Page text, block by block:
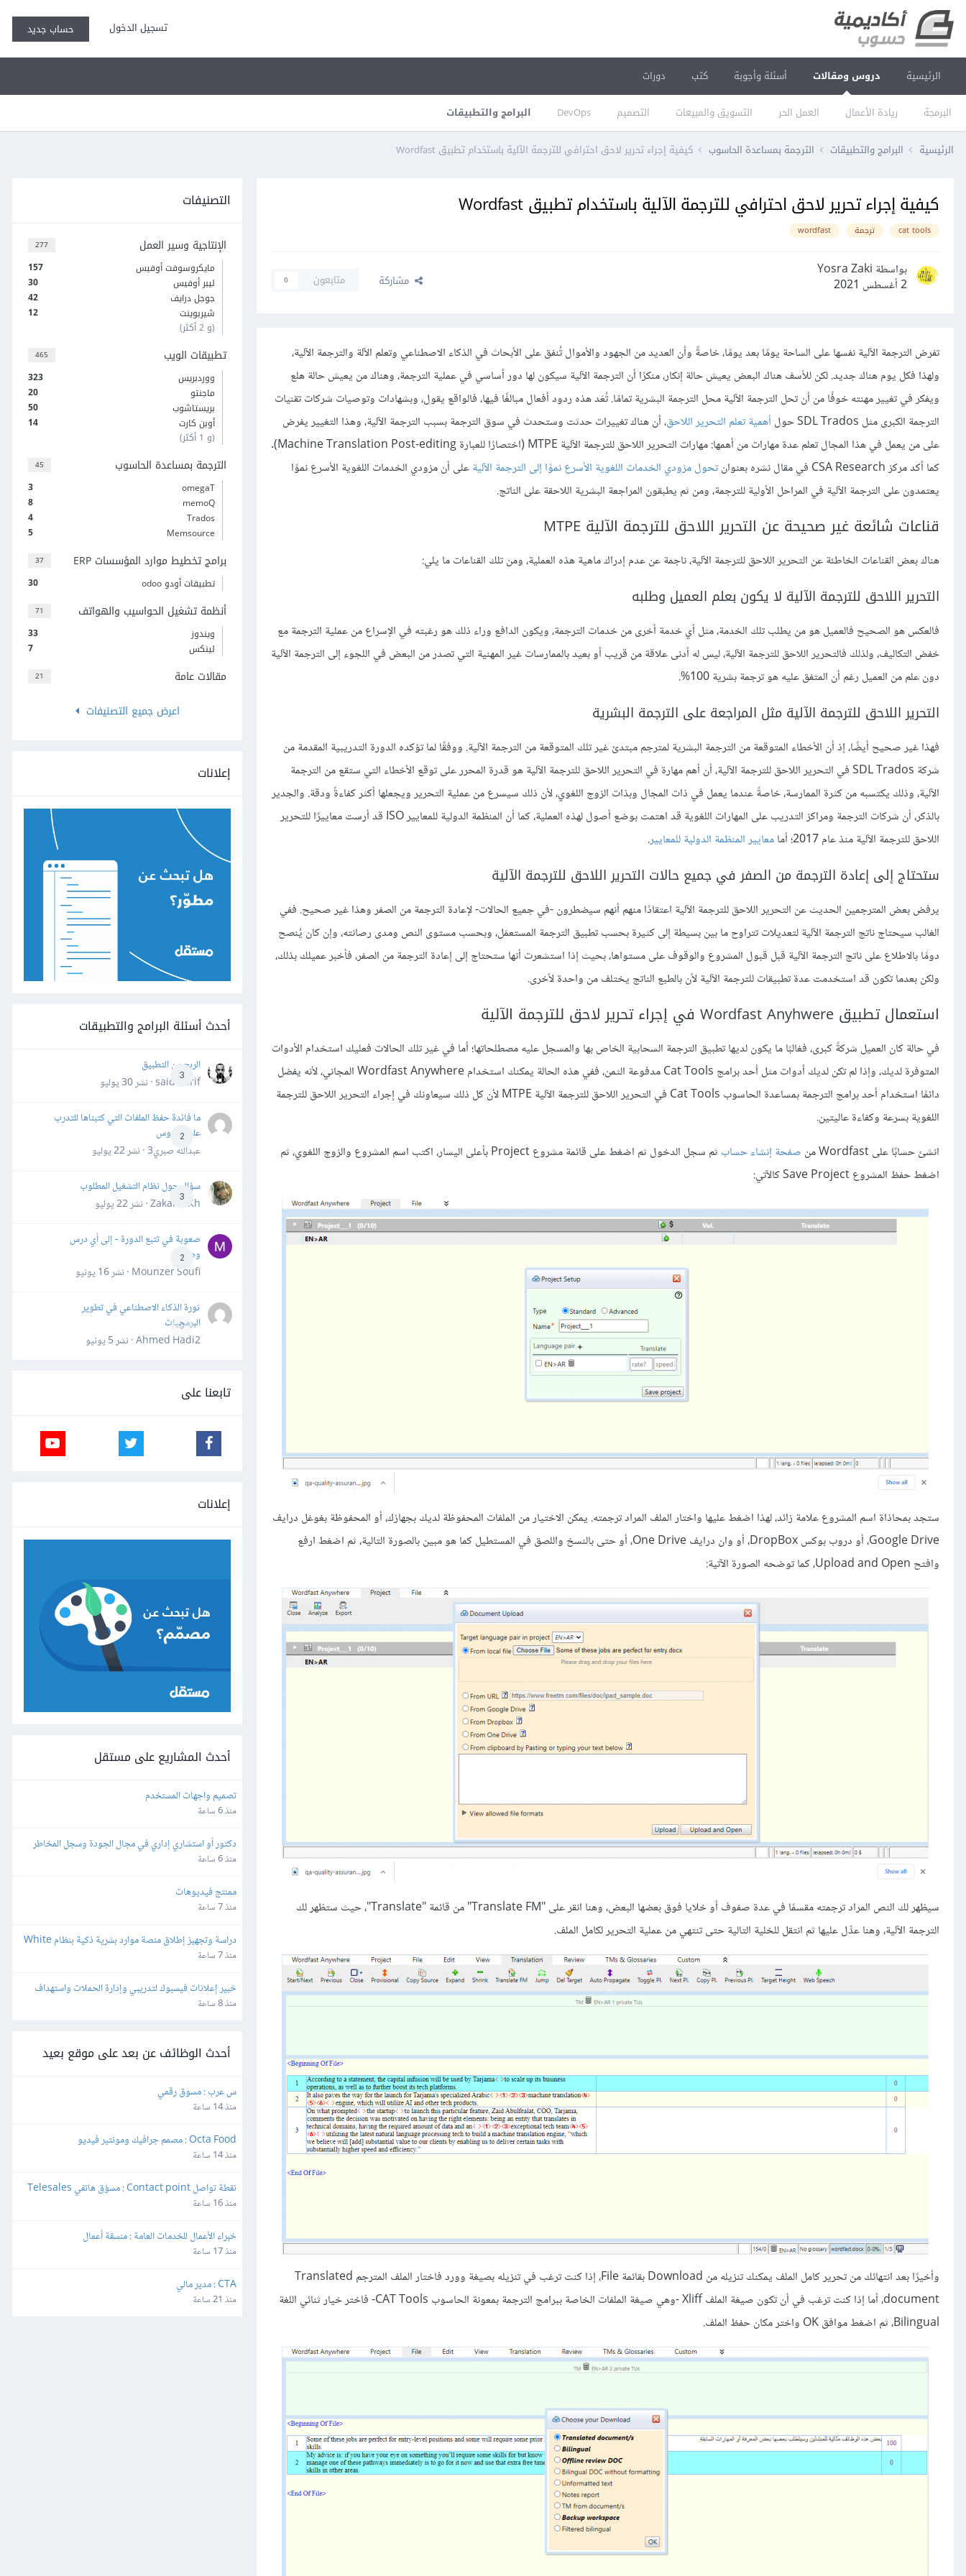
تسجيل الدخول حساب جديد
الرئيسية دروس ومقالات
البرمجة ريادة الأعمال العمل الحر التسويق والمبيعات التصميم DevOps البرامج والتطبيقات
أسئلة وأجوبة كتب دورات
الرئيسية البرامج والتطبيقات الترجمة بمساعدة الحاسوب كيفية إجراء تحرير لاحق احترافي للترجمة الآلية باستخدام تطبيق Wordfast
كيفية إجراء تحرير لاحق احترافي للترجمة الآلية باستخدام تطبيق Wordfast
cat tools ترجمة wordfast
بواسطة Yosra Zaki
2 أغسطس 2021
مشاركة متابعون 0
تفرض الترجمة الآلية نفسها على الساحة يومًا بعد يومًا، خاصةً وأن العديد من الجهود والأموال تُنفق على الأبحاث في الذكاء الاصطناعي وتعلم الآلة والترجمة الآلية،
ولهذا فكل يوم هناك جديد. لكن للأسف هناك البعض يعيش حالة إنكار، منكرًا أن الترجمة الآلية سيكون لها دور أساسي في عملية الترجمة، وهناك من يعيش حالة هلع
ويفكر في تغيير مهنته خوفًا من أن تحل الترجمة الآلية محل الترجمة البشرية تمامًا. تُعَد هذه ردود أفعال مبالغًا فيها، فالواقع يقول، وبشهادات وتوصيات شركات تقنيات
الترجمة الكبرى مثل SDL Trados حول
أهمية تعلم التحرير اللاحق، أن هناك تغييرات حدثت وستحدث في سوق الترجمة بسبب الترجمة الآلية، وهذا التغيير يفرض
على من يعمل في هذا المجال تعلم عدة مهارات من أهمها: مهارات التحرير اللاحق للترجمة الآلية MTPE (اختصارًا للعبارة Machine Translation Post-editing).
كما أكد مركز CSA Research في مقال نشره بعنوان
تحول مزودي الخدمات اللغوية الأسرع نموًا إلى الترجمة الآليةعلى أن مزودي الخدمات اللغوية الأسرع نموًا
يعتمدون على الترجمة الآلية في المراحل الأولية للترجمة، ومن ثم يطبقون المراجعة البشرية اللاحقة على الناتج.
قناعات شائعة غير صحيحة عن التحرير اللاحق للترجمة الآلية MTPE
هناك بعض القناعات الخاطئة عن التحرير اللاحق للترجمة الآلية، ناجمة عن عدم إدراك ماهية هذه العملية، ومن تلك القناعات ما يلي:
التحرير اللاحق للترجمة الآلية لا يكون بعلم العميل وطلبه
فالعكس هو الصحيح فالعميل هو من يطلب تلك الخدمة، مثل أي خدمة أخرى من خدمات الترجمة، ويكون الدافع وراء ذلك هو رغبته في الإسراع من عملية الترجمة مع
خفض التكاليف، ولذلك فالتحرير اللاحق للترجمة الآلية، ليس له أدنى علاقة من قريب أو بعيد بالممارسات غير المهنية التي تصدر من البعض في اللجوء إلى الترجمة الآلية
دون علم من العميل رغم أن المتفق عليه هو ترجمة بشرية 100%.
التحرير اللاحق للترجمة الآلية مثل المراجعة على الترجمة البشرية
فهذا غير صحيح أيضًا، إذ أن الأخطاء المتوقعة من الترجمة البشرية لمترجم مبتدئ غير تلك المتوقعة من الترجمة الآلية. ووفقًا لما تؤكده الدورة التدريبية المقدمة من
شركة SDL Trados في التحرير اللاحق للترجمة الآلية، أن أهم مهارة في التحرير اللاحق للترجمة الآلية هو قدرة المحرر على توقع الأخطاء التي ستقع من الترجمة
الآلية، وذلك يكتسبه من كثرة الممارسة، خاصةً عندما يعمل في ذات المجال وبذات الزوج اللغوي، لأن ذلك سيسرع من عملية التحرير ويجعلها أكثر كفاءةً ودقة. والجدير
بالذكر، أن شركات الترجمة ومراكز التدريب على المهارات اللغوية قد اهتمت بوضع أصول لهذه العملية، كما أن المنظمة الدولية للمعايير ISO قد أرست معاييرًا للتحرير
اللاحق للترجمة الآلية منذ عام 2017؛ أما
معايير المنظمة الدولية للمعايير.
ستحتاج إلى إعادة الترجمة من الصفر في جميع حالات التحرير اللاحق للترجمة الآلية
يرفض بعض المترجمين الحديث عن التحرير اللاحق للترجمة الآلية اعتقادًا منهم أنهم سيضطرون -في جميع الحالات- لإعادة الترجمة من الصفر وهذا غير صحيح. ففي
الغالب سيحتاج ناتج الترجمة الآلية لتعديلات تتراوح ما بين بسيطة إلى كثيرة بحسب تطبيق الترجمة المستعمَل، وبحسب مستوى النص ومدى رصانته، وإن كان يُنصح
دومًا بالاطلاع على ناتج الترجمة الآلية قبل قبول المشروع والوقوف على مستواها، بحيث إذا استشعرت أنها ستحتاج إلى إعادة الترجمة من الصفر، فأخبر عميلك بذلك،
ولكن بعدما تكون قد استخدمت عدة تطبيقات للترجمة الآلية لأن بالطبع الناتج يختلف من واحدة لأخرى.
استعمال تطبيق Wordfast Anyhwere في إجراء تحرير لاحق للترجمة الآلية
في حالة كان العميل شركةً كبرى، فغالبًا ما يكون لديها تطبيق الترجمة السحابية الخاص بها والمسجل عليه مصطلحاتها؛ أما في غير تلك الحالات فعليك استخدام الأدوات
المتوفرة لديك، وإذا لم تكن لديك أدوات مثل أحد برامج Cat Tools مدفوعة الثمن، ففي هذه الحالة يمكنك استخدام Wordfast Anywhere المجاني، لأنه يفضل
دائمًا استخدام أحد برامج الترجمة بمساعدة الحاسوب Cat Tools في التحرير اللاحق للترجمة الآلية MTPE لأن كل ذلك سيعاونك في إجراء التحرير اللاحق للترجمة
اللغوية بسرعة وكفاءة عاليتين.
انشئ حسابًا على Wordfast من
صفحة إنشاء حساب
ثم سجل الدخول ثم اضغط على قائمة مشروع Project بأعلى اليسار، اكتب اسم المشروع والزوج اللغوي، ثم
اضغط حفظ المشروع Save Project كالآتي:
ستجد بمحاذاة اسم المشروع علامة زائد، لهذا اضغط عليها واختار الملف المراد ترجمته. يمكن الاختيار من الملفات المحفوظة لديك بجهازك، أو المحفوظة بغوغل درايف
Google Drive، أو دروب بوكس DropBox، أو وان درايف One Drive، أو حتى بالنسخ واللصق في المستطيل كما هو مبين بالصورة التالية، ثم اضغط ارفع
وافتح Upload and Open، كما توضحه الصورة الآتية:
سيظهر لك النص المراد ترجمته مقسمًا في عدة صفوف أو خلايا فوق بعضها البعض، وهنا انقر على "Translate FM" من قائمة "Translate"، حيث ستظهر لك
الترجمة الآلية، وهنا عدِّل عليها ثم انتقل للخلية التالية حتى تنتهي من عملية التحرير لكامل الملف.
وأخيرًا بعد انتهائك من تحرير كامل الملف يمكنك تنزيله من Download بقائمة File، إذا كنت ترغب في تنزيله بصيغة وورد فاختار الملف المترجم Translated
document، أما إذا كنت ترغب في أن تكون صيغة الملف Xliff -وهي صيغة الملفات الخاصة ببرامج الترجمة بمعونة الحاسوب CAT Tools- فاختر خيار ثنائي اللغة
Bilingual، ثم اضغط موافق OK واختر مكان حفظ الملف.
التصنيفات
277 الإنتاجية وسير العمل
157
مايكروسوفت أوفيس
30
ليبر أوفيس
42
جوجل درايف
12
شيربوينت
(و 2 أكثر)
465 تطبيقات الويب
323
ووردبريس
20
ماجنتو
50
بريستاشوب
14
أوبن كارت
(و 1 أكثر)
45 الترجمة بمساعدة الحاسوب
3
omegaT
8
memoQ
4
Trados
5
Memsource
37 برامج تخطيط موارد المؤسسات ERP
30 تطبيقات أودو odoo
71 أنظمة تشغيل الحواسيب والهواتف
33
ويندوز
7
لينكس
21
مقالات عامة
اعرض جميع التصنيفات
إعلانات
أحدث أسئلة البرامج والتطبيقات
3
الربح من التطبيق
said darif · نشر
30 يوليو
2
ما فائدة حفظ الملفات التي كتبناها للتدرب
على الدروس
عبدالله صبري3 · نشر
22 يوليو
3
سؤال حول نظام التشغيل المطلوب
Zakaria Kh · نشر
22 يوليو
2
صعوبة في تتبع الدورة - إلى أي درس
وصلت؟
Mounzer Soufi · نشر
16 يونيو
0
ثورة الذكاء الاصطناعي في تطوير
البرمجيات
Ahmed Hadi2 · نشر
5 يونيو
تابعنا على
إعلانات
أحدث المشاريع على مستقل
تصميم واجهات المستخدم
منذ 6 ساعة
دكتور أو استشاري إداري في مجال الجودة وسجل المخاطر
والاستراتيجية والمجالات القانونية
منذ 6 ساعة
ممنتج فيديوهات
منذ 7 ساعة
Label وإعادة البيع
منذ 7 ساعة
الجمهور بدقة
منذ 8 ساعة
أحدث الوظائف عن بعد على موقع بعيد
س عرب : مسوق رقمي
منذ 14 ساعة
Octa Food : مصمم جرافيك ومونتير فيديو
منذ 14 ساعة
نقطة تواصل Contact point : مسوّق هاتفي Telesales
منذ 16 ساعة
خبراء الأعمال للخدمات العامة : منسقة أعمال
منذ 17 ساعة
CTA : مدير مالي
منذ 21 ساعة